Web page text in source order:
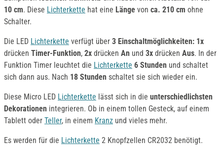
10 cm. Diese Lichterkette hat eine Länge von ca. 210 cm ohne
Schalter.
Die LED Lichterkette verfügt über 3 Einschaltmöglichkeiten: 1x
drücken Timer-Funktion, 2x drücken An und 3x drücken Aus. In der
Funktion Timer leuchtet die Lichterkette 6 Stunden und schaltet
sich dann aus. Nach 18 Stunden schaltet sie sich wieder ein.
Diese Micro LED Lichterkette lässt sich in die unterschiedlichsten
Dekorationen integrieren. Ob in einem tollen Gesteck, auf einem
Tablett oder Teller, in einem Kranz und vieles mehr.
Es werden für die Lichterkette 2 Knopfzellen CR2032 benötigt.